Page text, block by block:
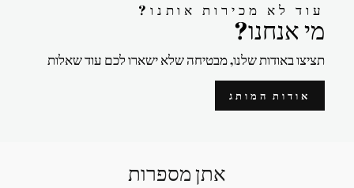
?עוד לא מכירות אותנו
?מי אנחנו
תציצו באודות שלנו, מבטיחה שלא ישארו לכם עוד שאלות
אודות המותג
אתן מספרות